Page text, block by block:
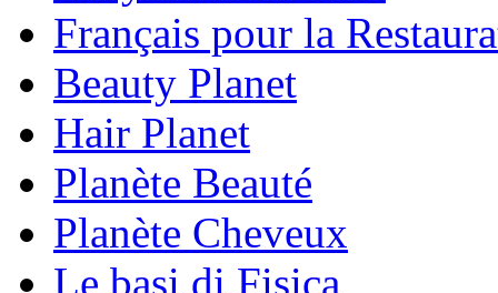
Français pour la
Beauty Planet
Hair Planet
Planète Beauté
Planète Cheveux
Le basi di Fisica